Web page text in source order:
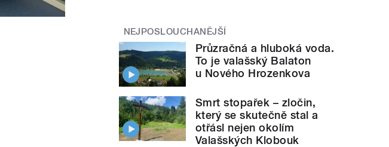
NEJPOSLOUCHANĚJŠÍ
Průzračná a hluboká voda.
To je valašský Balaton
u Nového Hrozenkova
Smrt stopařek – zločin,
který se skutečně stal a
otřásl nejen okolím
Valašských Klobouk